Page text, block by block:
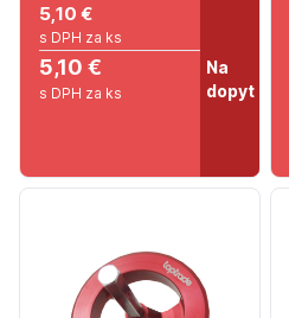
5,10 €
s DPH za ks
5,10 €
s DPH za ks
Na
dopyt